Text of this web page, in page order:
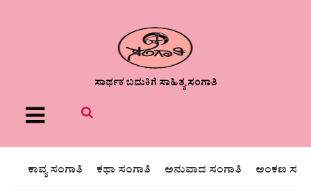
ಸಾರ್ಥಕ ಬದುಕಿಗೆ ಸಾಹಿತ್ಯ ಸಂಗಾತಿ
Menu
ಕಾವ್ಯ ಸಂಗಾತಿ ಕಥಾ ಸಂಗಾತಿ ಅನುವಾದ ಸಂಗಾತಿ ಅಂಕಣ